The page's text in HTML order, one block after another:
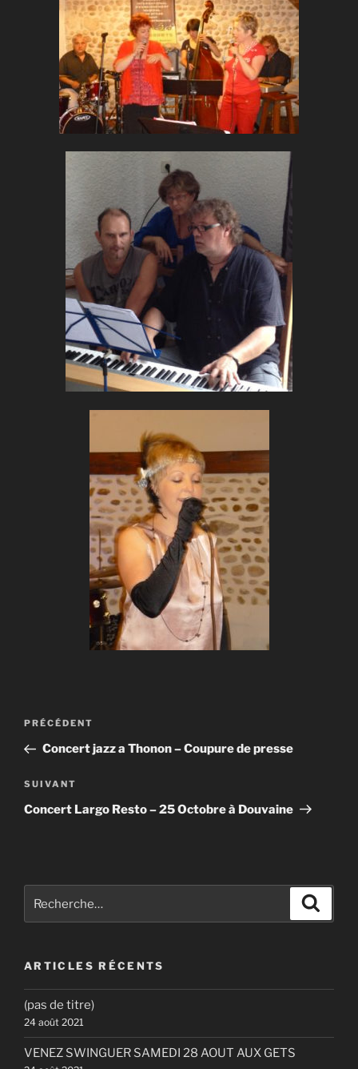
Navigation
l’article
Article
précédent
PRÉCÉDENT
Concert jazz a Thonon – Coupure de presse
Article
suivant
SUIVANT
Concert Largo Resto – 25 Octobre à Douvaine
pour
ARTICLES RÉCENTS
(pas de titre)
24 août 2021
VENEZ SWINGUER SAMEDI 28 AOUT AUX GETS